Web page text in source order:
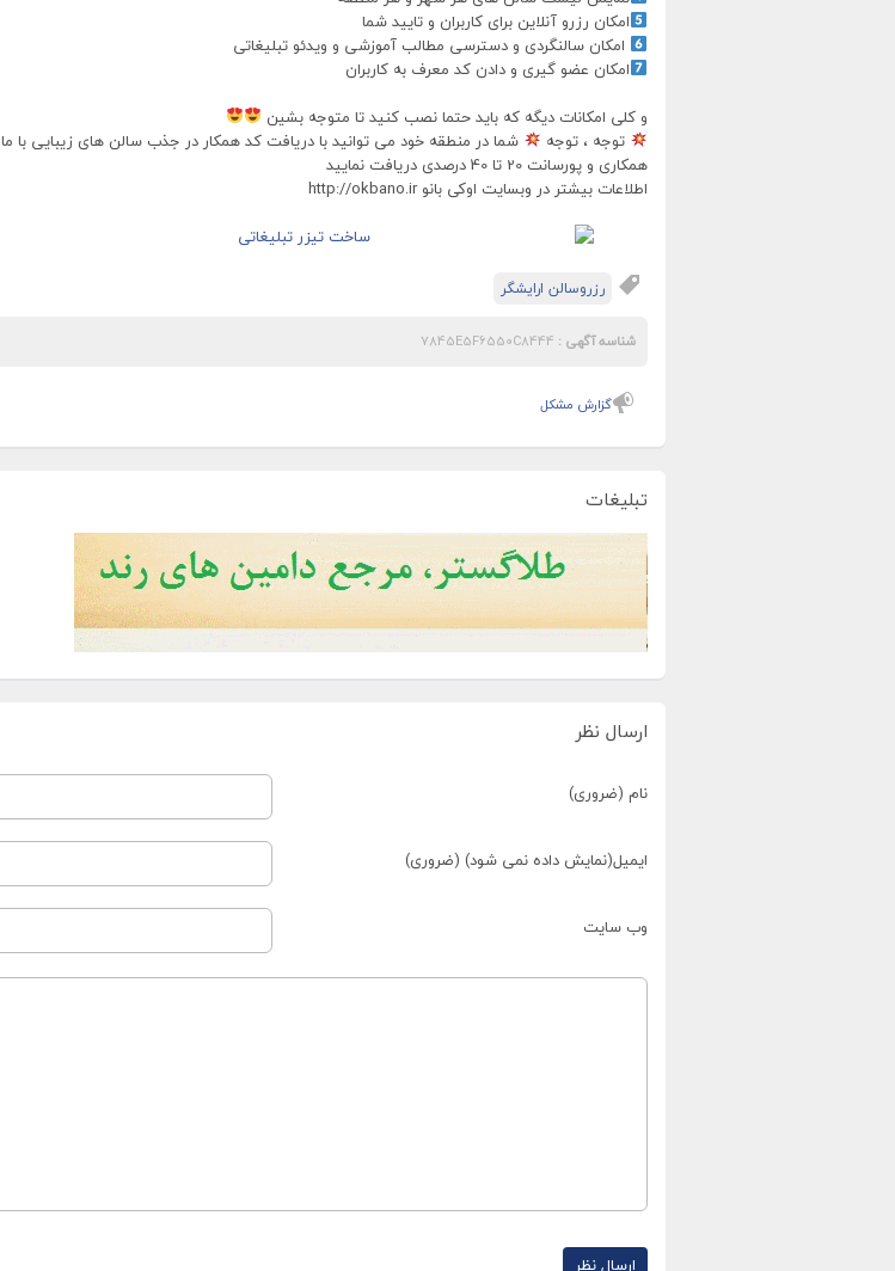
امکان رزرو آنلاین برای کاربران و تایید شما
امکان سالنگردی و دسترسی مطالب آموزشی و ویدئو تبلیغاتی
امکان عضو گیری و دادن کد معرف به کاربران
و کلی امکانات دیگه که باید حتما نصب کنید تا متوجه بشین
توجه ، توجه
شما در منطقه خود می توانید با دریافت کد همکار در جذب سالن های زیبایی با ما
همکاری و پورسانت 20 تا 40 درصدی دریافت نمایید
اطلاعات بیشتر در وبسایت اوکی بانو http://okbano.ir
رزروسالن ارایشگر
شناسه آگهی :
گزارش مشکل
تبلیغات
ارسال نظر
نام (ضروری)
ایمیل(نمایش داده نمی شود) (ضروری)
وب سایت